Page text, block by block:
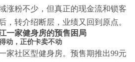
涨粉不少，但真正的现金流和锁客
，转介绍断层，业绩又回到原点。
一家健身房的预售困局
动，正价卡卖不动
家社区型健身房。预售期推出99元